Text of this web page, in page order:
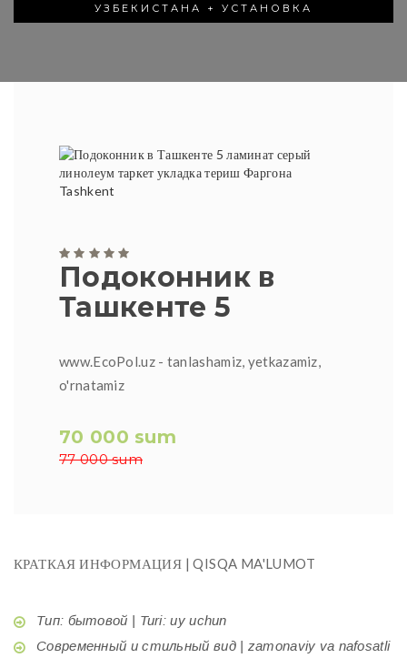
УЗБЕКИСТАНА + УСТАНОВКА
Подоконник в
Ташкенте 5
www.EcoPol.uz - tanlashamiz, yetkazamiz,
o'rnatamiz
70 000 sum
77 000 sum
КРАТКАЯ ИНФОРМАЦИЯ | QISQA MA'LUMOT
Тип: бытовой | Turi: uy uchun
Современный и стильный вид | zamonaviy va nafosatli